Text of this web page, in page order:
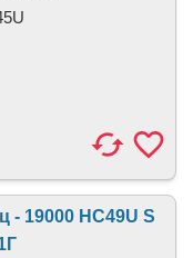
- 19000 HC49U S